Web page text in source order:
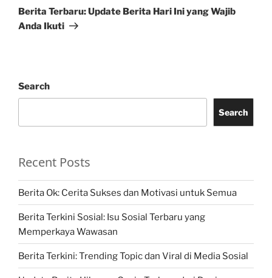
Post
Berita Terbaru: Update Berita Hari Ini yang Wajib
Anda Ikuti
Search
Search
Recent Posts
Berita Ok: Cerita Sukses dan Motivasi untuk Semua
Berita Terkini Sosial: Isu Sosial Terbaru yang
Memperkaya Wawasan
Berita Terkini: Trending Topic dan Viral di Media Sosial